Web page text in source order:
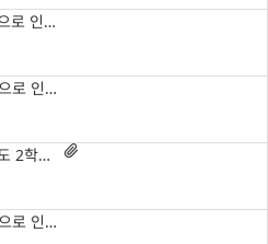
GPT-4 업데이트 작업으로 인한 채팅 이용 중지 안내(9/11 12시~13시)
시스템 업데이트 작업으로 인한 GPT채팅 중지 안내(8/29)
[군이러닝] 2024학년도 2학기 군 복무 중 대학 원격강좌 학점취득 수강 안내 
시스템 업데이트 작업으로 인한 서비스 재시작 안내(5/30 12시, 약 30초 소요)